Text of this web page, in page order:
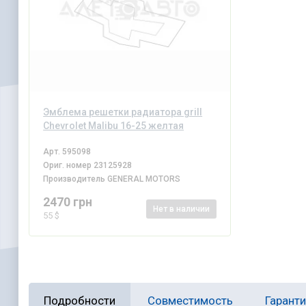
Эмблема решетки радиатора grill
Chevrolet Malibu 16-25 желтая
Арт. 595098
Ориг. номер 23125928
Производитель GENERAL MOTORS
2470 грн
55 $
Нет в наличии
Подробности Совместимость